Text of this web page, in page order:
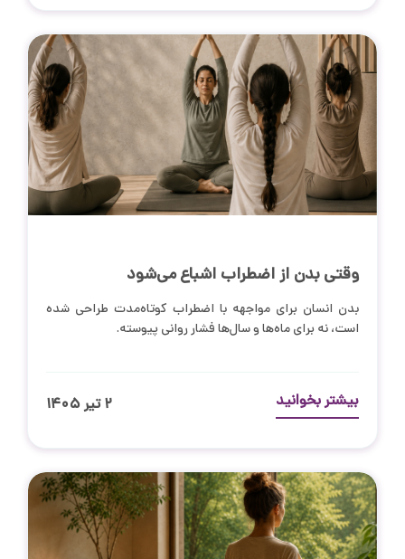
وقتی بدن از اضطراب اشباع می‌شود
بدن انسان برای مواجهه با اضطراب کوتاه‌مدت طراحی شده
است، نه برای ماه‌ها و سال‌ها فشار روانی پیوسته.
بیشتر بخوانید ۲ تیر ۱۴۰۵